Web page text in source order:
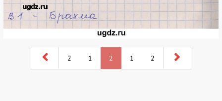
2 1 2 1 2